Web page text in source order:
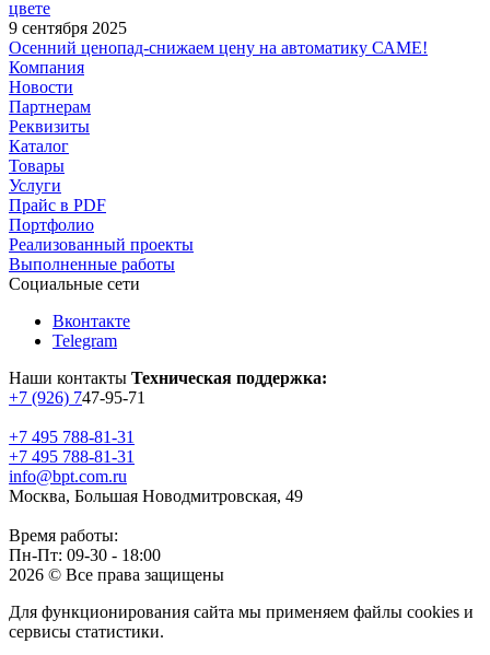
цвете
9 сентября 2025
Осенний ценопад-снижаем цену на автоматику САМЕ!
Компания
Новости
Партнерам
Реквизиты
Каталог
Товары
Услуги
Прайс в PDF
Портфолио
Реализованный проекты
Выполненные работы
Социальные сети
Вконтакте
Telegram
Наши контакты Техническая поддержка:
+7 (926) 747-95-71
+7 495 788-81-31
+7 495 788-81-31
info@bpt.com.ru
Москва, Большая Новодмитровская, 49
Время работы:
Пн-Пт: 09-30 - 18:00
2026 © Все права защищены
Для функционирования сайта мы применяем файлы cookies и
сервисы статистики.